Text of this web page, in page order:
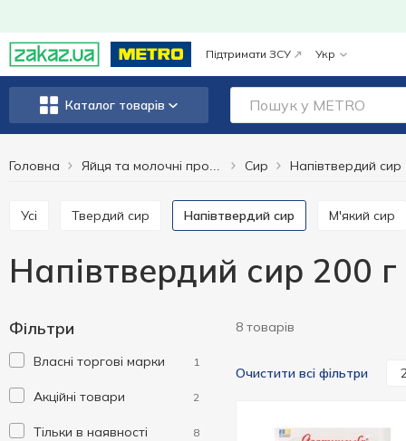
Підтримати ЗСУ Укр
Каталог товарів
Головна Сир Напівтвердий сир
Усі Твердий сир Напівтвердий сир М'який сир
Напівтвердий сир 200 г
Фільтри
Власні торгові марки 1
Акційні товари 2
Тільки в наявності 8
8 товарів
Очистити всі фільтри